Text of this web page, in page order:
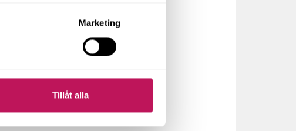
Marketing
Tillåt alla
design
Record